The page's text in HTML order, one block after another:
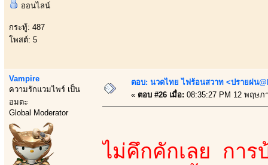
ออนไลน์
กระทู้: 487
โพสต์: 5
Vampire
ความรักแวมไพร์ เป็น
อมตะ
Global Moderator
ตอบ: นวดไทย ไฟร้อนสวาท <ปรายฝน
« ตอบ #26 เมื่อ: 08:35:27 PM 12 พฤษภ
ไม่คึกคักเลย กา